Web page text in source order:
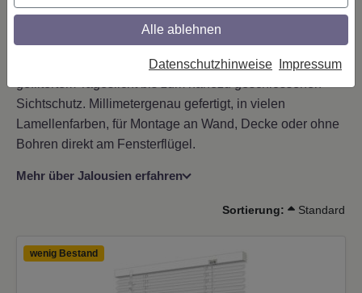
Aluminium-Jalousien nach Maß– mit wendbaren
Lamellen steuern Sie Licht und Blicke stufenlos: von sanft
Sichtschutz. Millimetergenau gefertigt, in vielen
Lamellenfarben, für Montage an Wand, Decke oder ohne
Bohren direkt am Fensterflügel.
Mehr über Jalousien erfahren
Sortierung: Standard
wenig Bestand
Alle ablehnen
Datenschutzhinweise Impressum